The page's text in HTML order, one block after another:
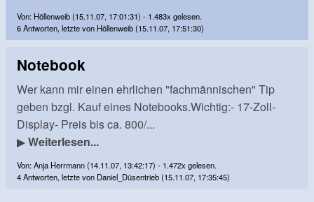
Von: Höllenweib (15.11.07, 17:01:31) - 1.483x gelesen.
6 Antworten, letzte von Höllenweib (15.11.07, 17:51:30)
Notebook
Wer kann mir einen ehrlichen "fachmännischen" Tip
geben bzgl. Kauf eines Notebooks.Wichtig:- 17-Zoll-
Display- Preis bis ca. 800/...
▶Weiterlesen...
Von: Anja Herrmann (14.11.07, 13:42:17) - 1.472x gelesen.
4 Antworten, letzte von Daniel_Düsentrieb (15.11.07, 17:35:45)